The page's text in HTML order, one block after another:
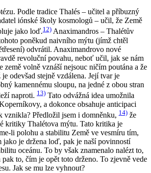
Podle tradice Thalés – učitel a příbuzný
iónské školy kosmologů – učil, že Země
jako loď.12) Anaximandros – Thalétův
poněkud naivního mýtu (jímž chtěl
odvrátil. Anaximandrovo nové
revoluční povahu, neboť učil, jak se nám
země volně vznáší nejsouc ničím poutána a že
odevšad stejně vzdálena. Její tvar je
kamennému sloupu, na jedné z obou stran
naproti. 13) Tato odvážná idea umožnila
a dokonce obsahuje anticipaci
vznikla? Předložil jsem i domněnku, 14) že
kritiky Thalétova mýtu. Tato kritika je
li polohu a stabilitu Země ve vesmíru tím,
jako je držena loď, pak je naší povinností
oceánu. To by však znamenalo nalézt to,
pak to, čím je opět toto drženo. To zjevně vede
Jak se mu lze vyhnout?